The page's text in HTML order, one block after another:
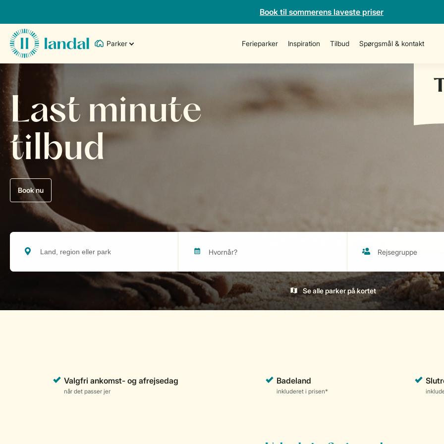
Book til sommerens laveste priser
Parker Ferieparker Inspiration Tilbud Spørgsmål & kontakt
Last minute
tilbud
Book nu
Se alle parker på kortet